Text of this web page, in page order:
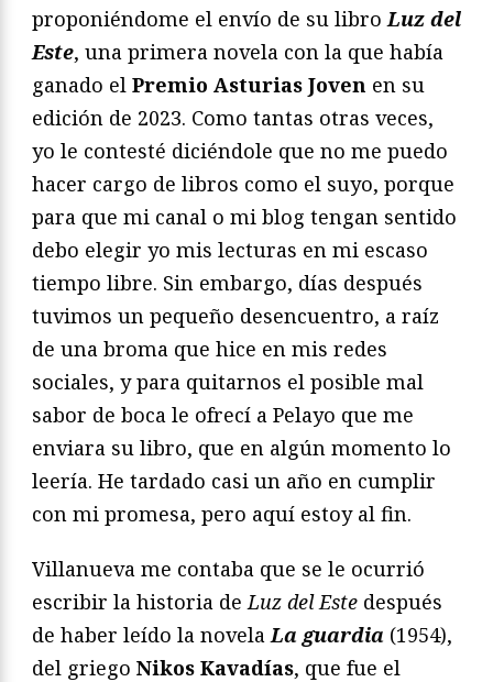
proponiéndome el envío de su libro Luz del
Este, una primera novela con la que había
ganado el Premio Asturias Joven en su
edición de 2023. Como tantas otras veces,
yo le contesté diciéndole que no me puedo
hacer cargo de libros como el suyo, porque
para que mi canal o mi blog tengan sentido
debo elegir yo mis lecturas en mi escaso
tiempo libre. Sin embargo, días después
tuvimos un pequeño desencuentro, a raíz
de una broma que hice en mis redes
sociales, y para quitarnos el posible mal
sabor de boca le ofrecí a Pelayo que me
enviara su libro, que en algún momento lo
leería. He tardado casi un año en cumplir
con mi promesa, pero aquí estoy al fin.
Villanueva me contaba que se le ocurrió
escribir la historia de Luz del Este después
de haber leído la novela La guardia (1954),
del griego Nikos Kavadías, que fue el